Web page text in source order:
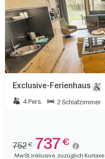
Exclusive-Ferienhaus
4 Pers. 2 Schlafzimmer
752 € 737 €
MwSt. inklusive, zuzüglich Kurtaxe.